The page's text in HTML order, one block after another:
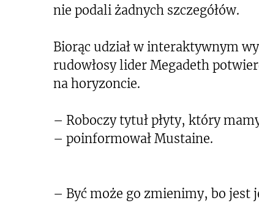
nie podali żadnych szczegółów.
Biorąc udział w interaktywnym
rudowłosy lider Megadeth
na horyzoncie.
– Roboczy tytuł płyty, który
– poinformował Mustaine.
– Być może go zmienimy, bo jest